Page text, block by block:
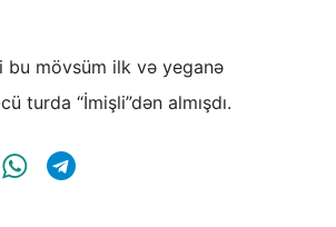
bu mövsüm ilk və yeganə
turda “İmişli”dən almışdı.